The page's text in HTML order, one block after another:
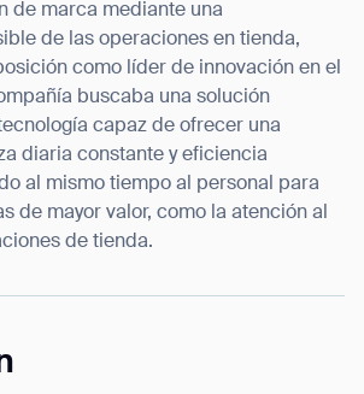
de marca mediante una
de las operaciones en tienda,
como líder de innovación en el
buscaba una solución
capaz de ofrecer una
diaria constante y eficiencia
al mismo tiempo al personal para
de mayor valor, como la atención al
de tienda.